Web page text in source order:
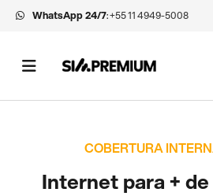
WhatsApp 24/7:+55 11 4949-5008
COBERTURA
Internet para +